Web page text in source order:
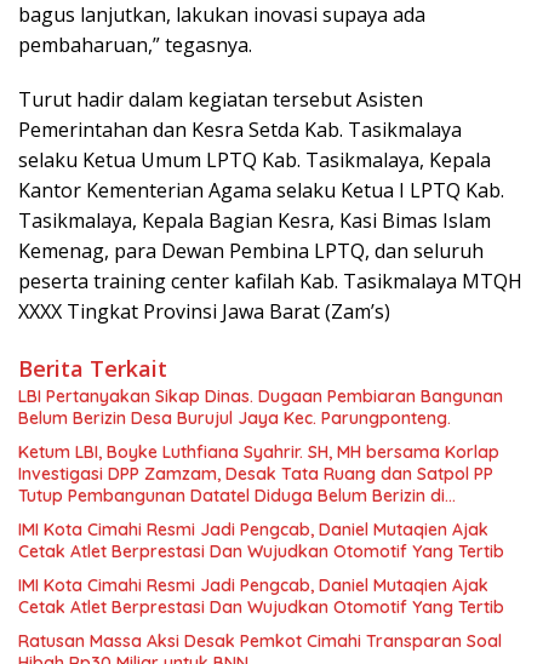
bagus lanjutkan, lakukan inovasi supaya ada
pembaharuan,” tegasnya.
Turut hadir dalam kegiatan tersebut Asisten
Pemerintahan dan Kesra Setda Kab. Tasikmalaya
selaku Ketua Umum LPTQ Kab. Tasikmalaya, Kepala
Kantor Kementerian Agama selaku Ketua I LPTQ Kab.
Tasikmalaya, Kepala Bagian Kesra, Kasi Bimas Islam
Kemenag, para Dewan Pembina LPTQ, dan seluruh
peserta training center kafilah Kab. Tasikmalaya MTQH
XXXX Tingkat Provinsi Jawa Barat (Zam’s)
Berita Terkait
LBI Pertanyakan Sikap Dinas. Dugaan Pembiaran Bangunan
Belum Berizin Desa Burujul Jaya Kec. Parungponteng.
Ketum LBI, Boyke Luthfiana Syahrir. SH, MH bersama Korlap
Investigasi DPP Zamzam, Desak Tata Ruang dan Satpol PP
Tutup Pembangunan Datatel Diduga Belum Berizin di
Parungponteng,
IMI Kota Cimahi Resmi Jadi Pengcab, Daniel Mutaqien Ajak
Cetak Atlet Berprestasi Dan Wujudkan Otomotif Yang Tertib
IMI Kota Cimahi Resmi Jadi Pengcab, Daniel Mutaqien Ajak
Cetak Atlet Berprestasi Dan Wujudkan Otomotif Yang Tertib
Ratusan Massa Aksi Desak Pemkot Cimahi Transparan Soal